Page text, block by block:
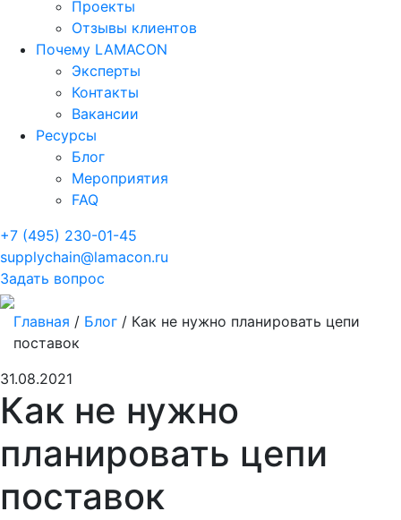
Проекты
Отзывы клиентов
Почему LAMACON
Эксперты
Контакты
Вакансии
Ресурсы
Блог
Мероприятия
FAQ
+7 (495) 230-01-45
supplychain@lamacon.ru
Задать вопрос
Главная / Блог / Как не нужно планировать цепи
поставок
31.08.2021
Как не нужно
планировать цепи
поставок